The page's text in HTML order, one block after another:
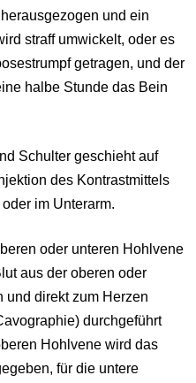
und ein
straff umwickelt, oder es
getragen, und der
halbe Stunde das Bein
Schulter geschieht auf
des Kontrastmittels
im Unterarm.
oder unteren Hohlvene
aus der oberen oder
und direkt zum Herzen
durchgeführt
Hohlvene wird das
für die untere